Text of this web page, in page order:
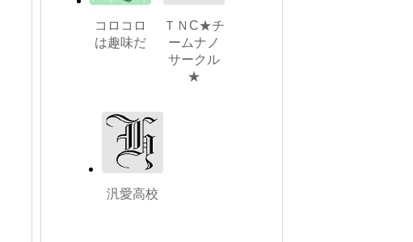
コロコロ
は趣味だ
ＴＮC★チ
ームナノ
サークル
★
汎愛高校